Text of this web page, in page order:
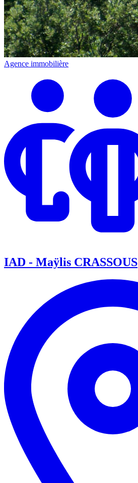
Agence immobilière
IAD - Maÿlis CRASSOUS